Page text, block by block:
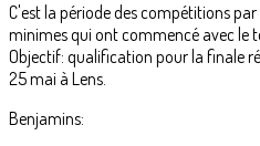
C'est la période des compétitions
minimes qui ont commencé avec le
Objectif: qualification pour la finale
25 mai à Lens.
Benjamins: